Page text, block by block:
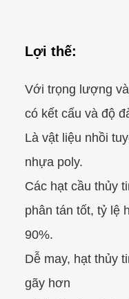
Lợi thế:
Với trọng lượng
có kết cấu và độ
Là vật liệu nhồi
nhựa poly.
Các hạt cầu thủy
phân tán tốt, tỷ lệ
90%.
Dễ may, hạt thủy
gãy hơn